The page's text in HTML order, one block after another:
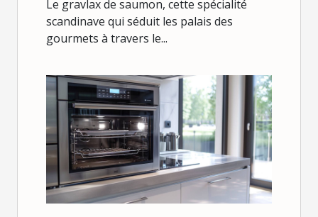
Le gravlax de saumon, cette spécialité
scandinave qui séduit les palais des
gourmets à travers le...